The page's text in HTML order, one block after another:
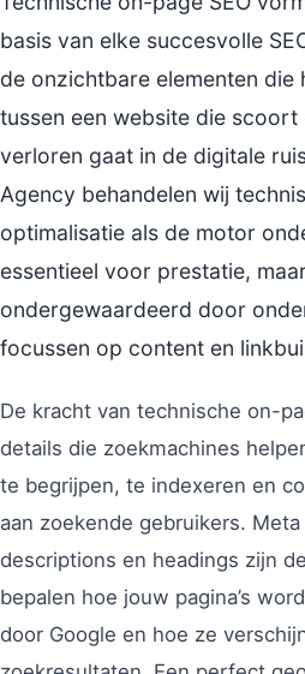
basis van elke succesvolle
de onzichtbare elementen die
tussen een website die scoort
verloren gaat in de digitale
Agency behandelen wij
optimalisatie als de motor
essentieel voor prestatie,
ondergewaardeerd door
focussen op content en
De kracht van technische on-
details die zoekmachines
te begrijpen, te indexeren en
aan zoekende gebruikers.
descriptions en headings zijn
bepalen hoe jouw pagina’s
door Google en hoe ze